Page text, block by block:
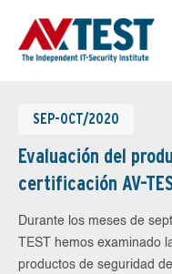
SEP-OCT/2020
Evaluación del
certificación AV-
Durante los meses de
TEST hemos examinado
productos de seguridad